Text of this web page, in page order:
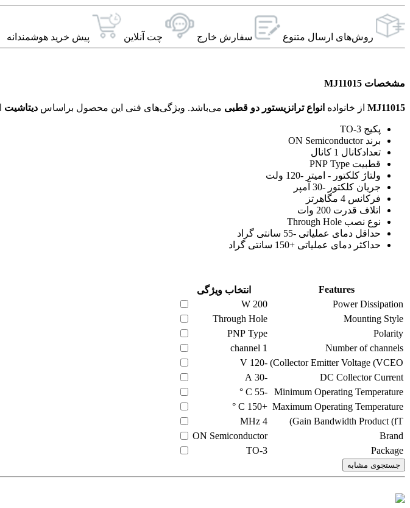
روش‌های ارسال‌ متنوع سفارش خارج چت آنلاین پیش خرید هوشمندانه
مشخصات MJ11015
MJ11015 از خانواده انواع ترانزیستور دو قطبی دیتاشیت
پکیج TO-3
برند ON Semiconductor
تعدادکانال 1 کانال
قطبیت PNP Type
ولتاژ کلکتور - امیتر -120 ولت
جریان کلکتور -30 آمپر
فرکانس 4 مگاهرتز
اتلاف قدرت 200 وات
نوع نصب Through Hole
حداقل دمای عملیاتی -55 سانتی گراد
حداکثر دمای عملیاتی +150 سانتی گراد
Features
انتخاب ویژگی
Power Dissipation
200
W
Mounting Style
Through Hole
Polarity
PNP Type
Number of channels
1
channel
Collector Emitter Voltage (VCEO)
-120
V
DC Collector Current
-30
A
Minimum Operating Temperature
-55
C °
Maximum Operating Temperature
+150
C °
Gain Bandwidth Product (fT)
4
MHz
Brand
ON Semiconductor
Package
TO-3
جستجوی مشابه